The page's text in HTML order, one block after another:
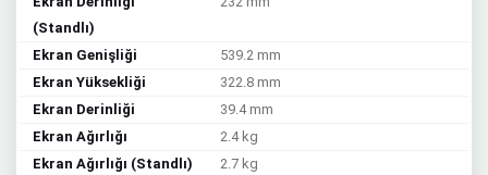
(Standlı)
Ekran Genişliği
539.2 mm
Ekran Yüksekliği
322.8 mm
Ekran Derinliği
39.4 mm
Ekran Ağırlığı
2.4 kg
Ekran Ağırlığı (Standlı)
2.7 kg